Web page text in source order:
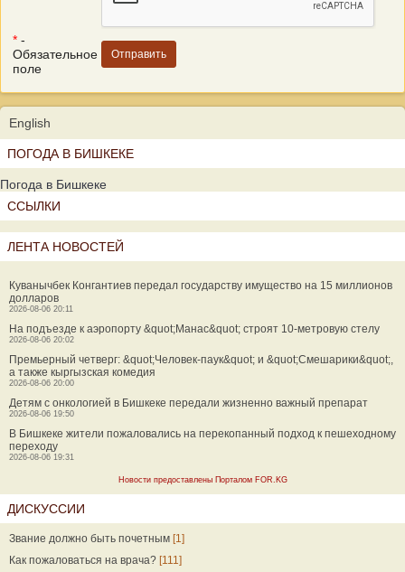
* -
Обязательное
поле
English
ПОГОДА В БИШКЕКЕ
Погода в Бишкеке
ССЫЛКИ
ЛЕНТА НОВОСТЕЙ
Куванычбек Конгантиев передал государству имущество на 15 миллионов
долларов
2026-08-06 20:11
На подъезде к аэропорту &quot;Манас&quot; строят 10-метровую стелу
2026-08-06 20:02
Премьерный четверг: &quot;Человек-паук&quot; и &quot;Смешарики&quot;,
а также кыргызская комедия
2026-08-06 20:00
Детям с онкологией в Бишкеке передали жизненно важный препарат
2026-08-06 19:50
В Бишкеке жители пожаловались на перекопанный подход к пешеходному
переходу
2026-08-06 19:31
Новости предоставлены Порталом FOR.KG
ДИСКУССИИ
Звание должно быть почетным [1]
Как пожаловаться на врача? [111]